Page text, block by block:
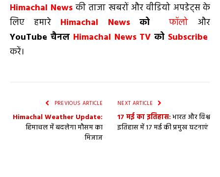
Himachal News की ताजा खबरों और वीडियो अपडेट्स के
लिए हमारे Himachal News को फॉलो
और
YouTube चैनल Himachal News TVको Subscribe
करें।
PREVIOUS ARTICLE
Himachal Weather Update:
हिमाचल में बदलेगा मौसम का
मिजाज
NEXT ARTICLE
17 मई का इतिहास:भारत और विश्व
इतिहास में 17 मई की प्रमुख घटनाएं